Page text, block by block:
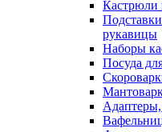
Кастрюли
рукавицы
Наборы
Посуда
Адаптеры,